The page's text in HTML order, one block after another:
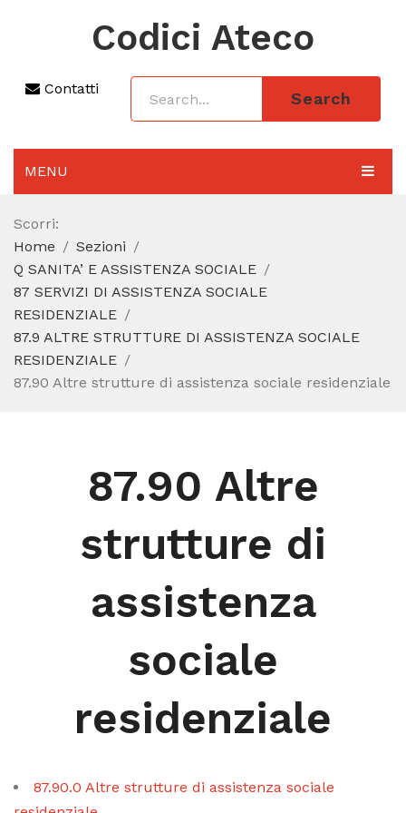
Codici Ateco
Contatti
Search
MENU
AGGIORNAMENTO 2025
SEZIONI
CODICE ATECO A COSA SERVE
REGIME FORFETTARIO
CODICE FISCALE
Scorri:
Home
Sezioni
Q SANITA’ E ASSISTENZA SOCIALE
87 SERVIZI DI ASSISTENZA SOCIALE
RESIDENZIALE
87.9 ALTRE STRUTTURE DI ASSISTENZA SOCIALE
RESIDENZIALE
87.90 Altre strutture di assistenza sociale residenziale
87.90 Altre
strutture di
assistenza
sociale
residenziale
87.90.0 Altre strutture di assistenza sociale